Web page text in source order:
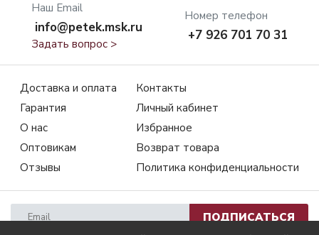
Наш Email
info@petek.msk.ru
Задать вопрос >
Номер телефон
+7 926 701 70 31
Доставка и оплата
Гарантия
О нас
Оптовикам
Отзывы
Контакты
Личный кабинет
Избранное
Возврат товара
Политика конфиденциальности
ПОДПИСАТЬСЯ